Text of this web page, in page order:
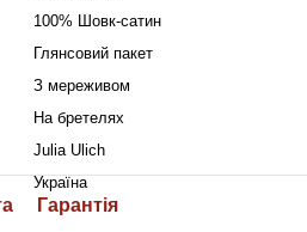
100% Шовк-сатин
Глянсовий пакет
З мереживом
На бретелях
Julia Ulich
Україна
Гарантія